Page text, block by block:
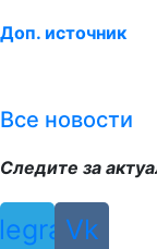
Доп. источник
Все новости
Следите за
Vk